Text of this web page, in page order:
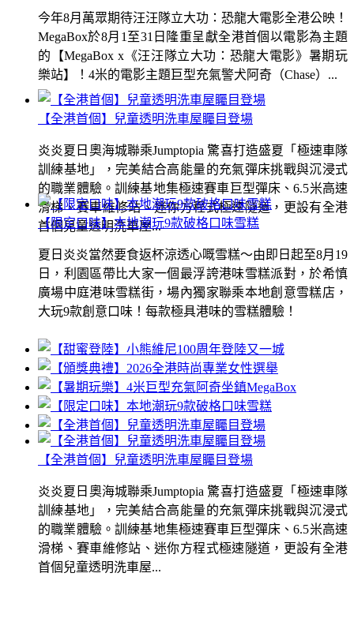
【全港首個】兒童透明洗車屋矚目登場
炎炎夏日奧海城聯乘Jumptopia 驚喜打造盛夏「極速車隊
訓練基地」，完美結合高能量的充氣彈床挑戰與沉浸式
的職業體驗。訓練基地集極速賽車巨型彈床、6.5米高速
滑梯、賽車維修站、迷你方程式極速隧道，更設有全港
首個兒童透明洗車屋...
今年8月萬眾期待汪汪隊立大功：恐龍大電影全港公映！
MegaBox於8月1至31日隆重呈獻全港首個以電影為主題
的【MegaBox x《汪汪隊立大功：恐龍大電影》暑期玩
樂站】！4米的電影主題巨型充氣警犬阿奇（Chase）...
【限定口味】本地潮玩9款破格口味雪糕
夏日炎炎當然要食返杯涼透心嘅雪糕～由即日起至8月19
日，利園區帶比大家一個最浮誇港味雪糕派對，於希慎
廣場中庭港味雪糕街，場內獨家聯乘本地創意雪糕店，
大玩9款創意口味！每款極具港味的雪糕體驗！
【全港首個】兒童透明洗車屋矚目登場
炎炎夏日奧海城聯乘Jumptopia 驚喜打造盛夏「極速車隊
訓練基地」，完美結合高能量的充氣彈床挑戰與沉浸式
的職業體驗。訓練基地集極速賽車巨型彈床、6.5米高速
滑梯、賽車維修站、迷你方程式極速隧道，更設有全港
首個兒童透明洗車屋...